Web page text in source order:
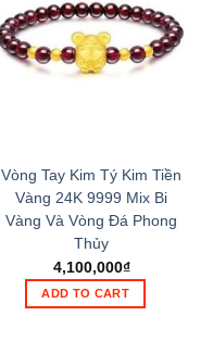
Vòng Tay Kim Tý Kim Tiền
Vàng 24K 9999 Mix Bi
Vàng Và Vòng Đá Phong
Thủy
4,100,000₫
ADD TO CART